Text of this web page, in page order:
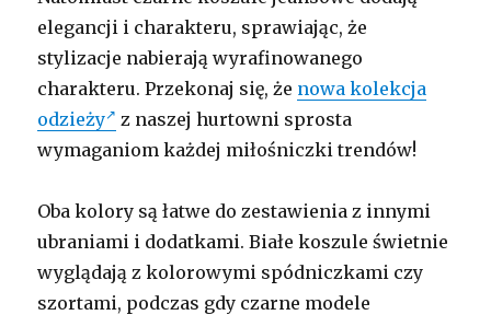
elegancji i charakteru, sprawiając, że
stylizacje nabierają wyrafinowanego
charakteru. Przekonaj się, że nowa kolekcja
odzieży
z naszej hurtowni sprosta
wymaganiom każdej miłośniczki trendów!
Oba kolory są łatwe do zestawienia z innymi
ubraniami i dodatkami. Białe koszule świetnie
wyglądają z kolorowymi spódniczkami czy
szortami, podczas gdy czarne modele